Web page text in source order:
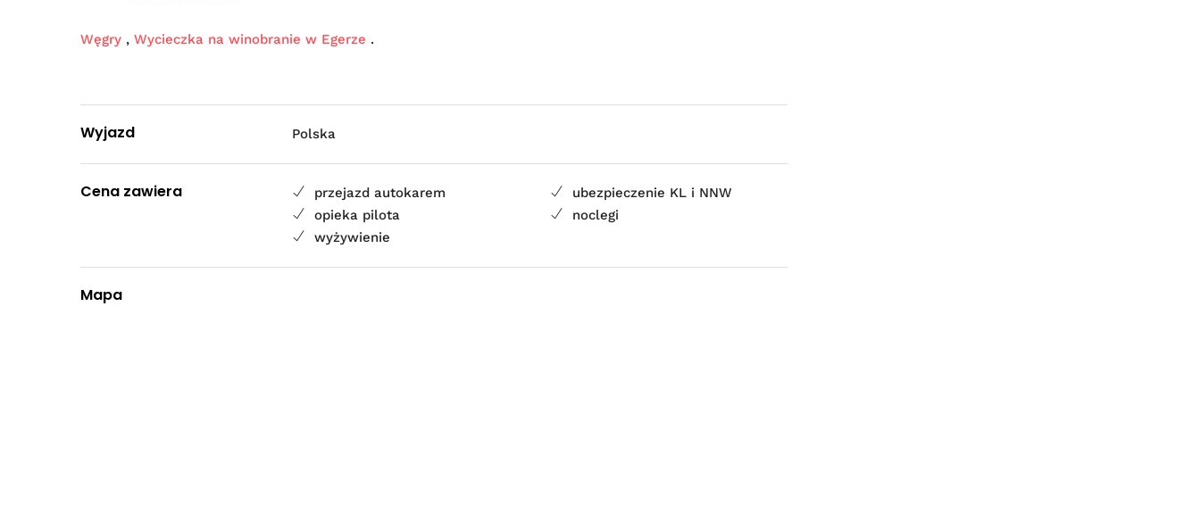
Węgry , Wycieczka na winobranie w Egerze .
Wyjazd Polska
Cena zawiera przejazd autokarem
ubezpieczenie KL i NNW
opieka pilota
noclegi
wyżywienie
Mapa